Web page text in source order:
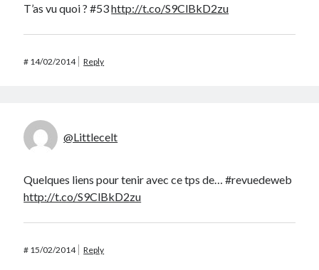
T’as vu quoi ? #53http://t.co/S9ClBkD2zu
# 14/02/2014 Reply
@Littlecelt
Quelques liens pour tenir avec ce tps de… #revuedeweb
http://t.co/S9ClBkD2zu
# 15/02/2014 Reply